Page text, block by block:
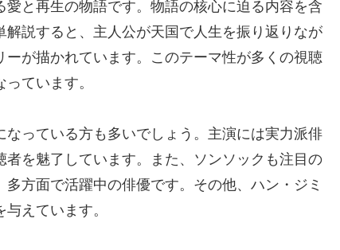
と再生の物語です。物語の核心に迫る内容を含
説すると、主人公が天国で人生を振り返りなが
が描かれています。このテーマ性が多くの視聴
ています。
っている方も多いでしょう。主演には実力派俳
を魅了しています。また、ソンソックも注目の
方面で活躍中の俳優です。その他、ハン・ジミ
えています。